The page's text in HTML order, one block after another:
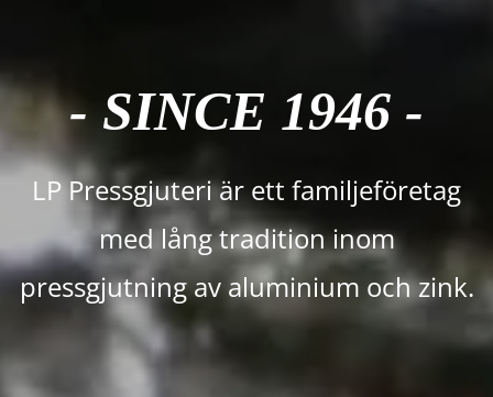
- SINCE 1946 -
LP Pressgjuteri är ett familjeföretag
med lång tradition inom
pressgjutning av aluminium och zink.